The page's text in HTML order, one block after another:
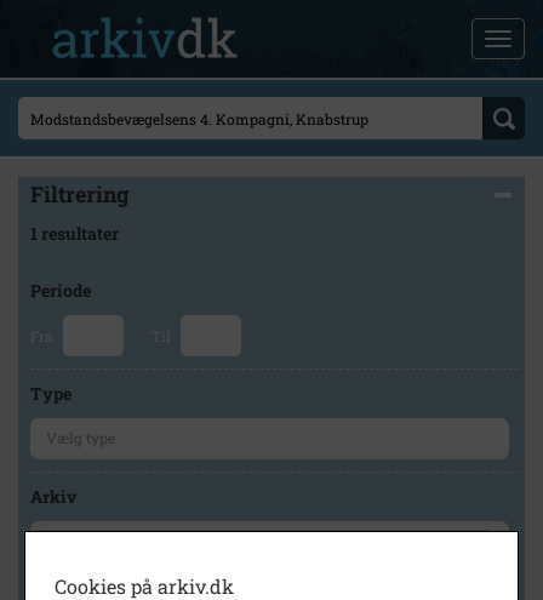
Filtrering
1 resultater
Periode
Fra Til
Type
Arkiv
Cookies på arkiv.dk